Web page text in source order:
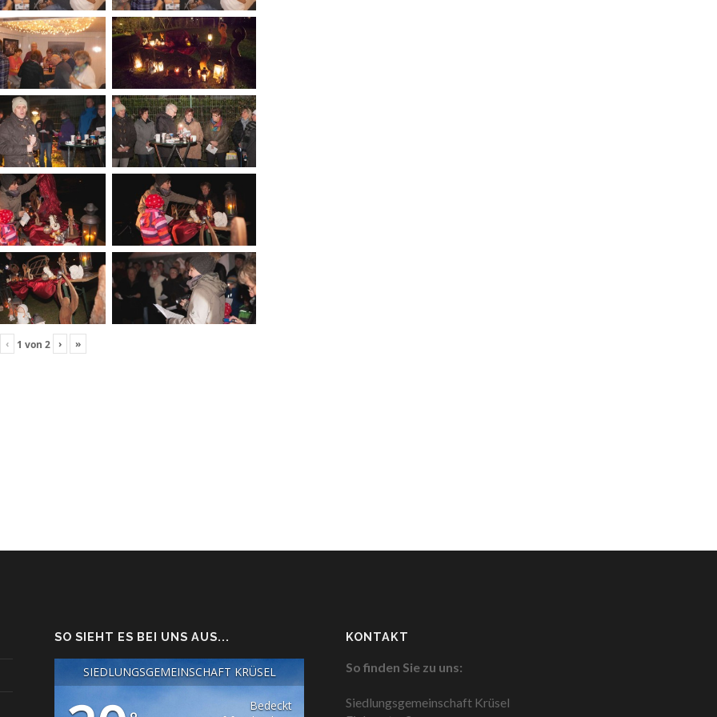
‹ 1 von 2 › »
SO SIEHT ES BEI UNS AUS...
SIEDLUNGSGEMEINSCHAFT KRÜSEL
Bedeckt
KONTAKT
So finden Sie zu uns:
Siedlungsgemeinschaft Krüsel